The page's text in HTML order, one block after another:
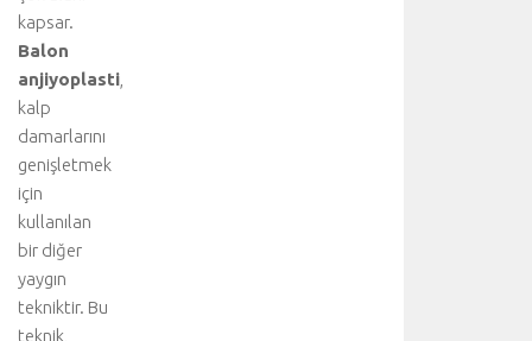
kapsar.
Balon
anjiyoplasti
kalp
damarlarını
genişletmek
için
kullanılan
bir diğer
yaygın
tekniktir. Bu
teknik,